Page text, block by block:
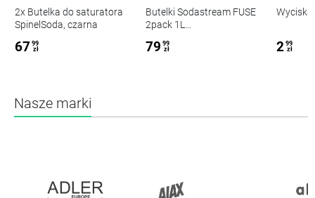
2x Butelka do saturatora
SpinelSoda, czarna
67 99
zł
Butelki Sodastream FUSE
2pack 1L
79 99
zł
2 99
zł
Nasze marki